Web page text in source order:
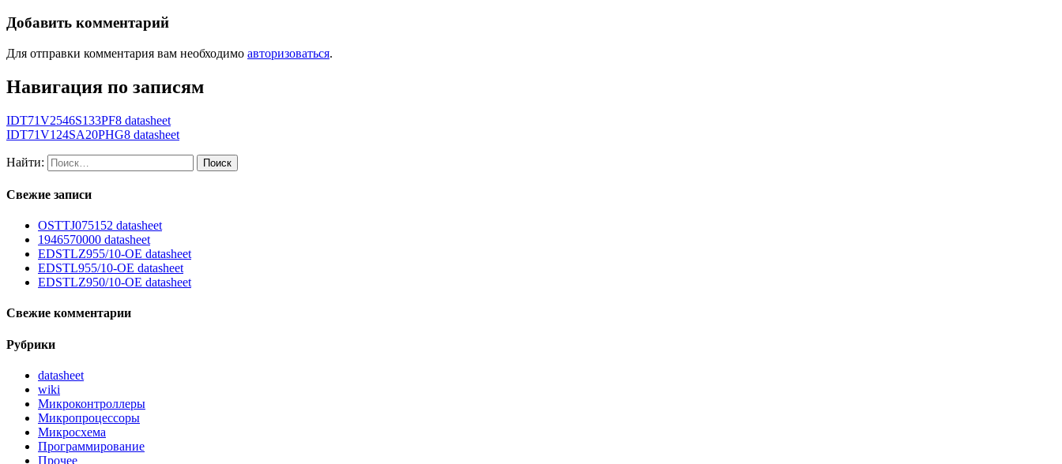
Добавить комментарий
Для отправки комментария вам необходимо авторизоваться.
Навигация по записям
IDT71V2546S133PF8 datasheet
IDT71V124SA20PHG8 datasheet
Найти:
Свежие записи
OSTTJ075152 datasheet
1946570000 datasheet
EDSTLZ955/10-OE datasheet
EDSTL955/10-OE datasheet
EDSTLZ950/10-OE datasheet
Свежие комментарии
Рубрики
datasheet
wiki
Микроконтроллеры
Микропроцессоры
Микросхема
Программирование
Прочее